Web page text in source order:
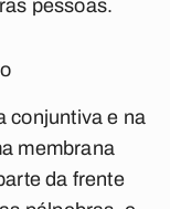
pessoas.
conjuntiva e na
membrana
da frente